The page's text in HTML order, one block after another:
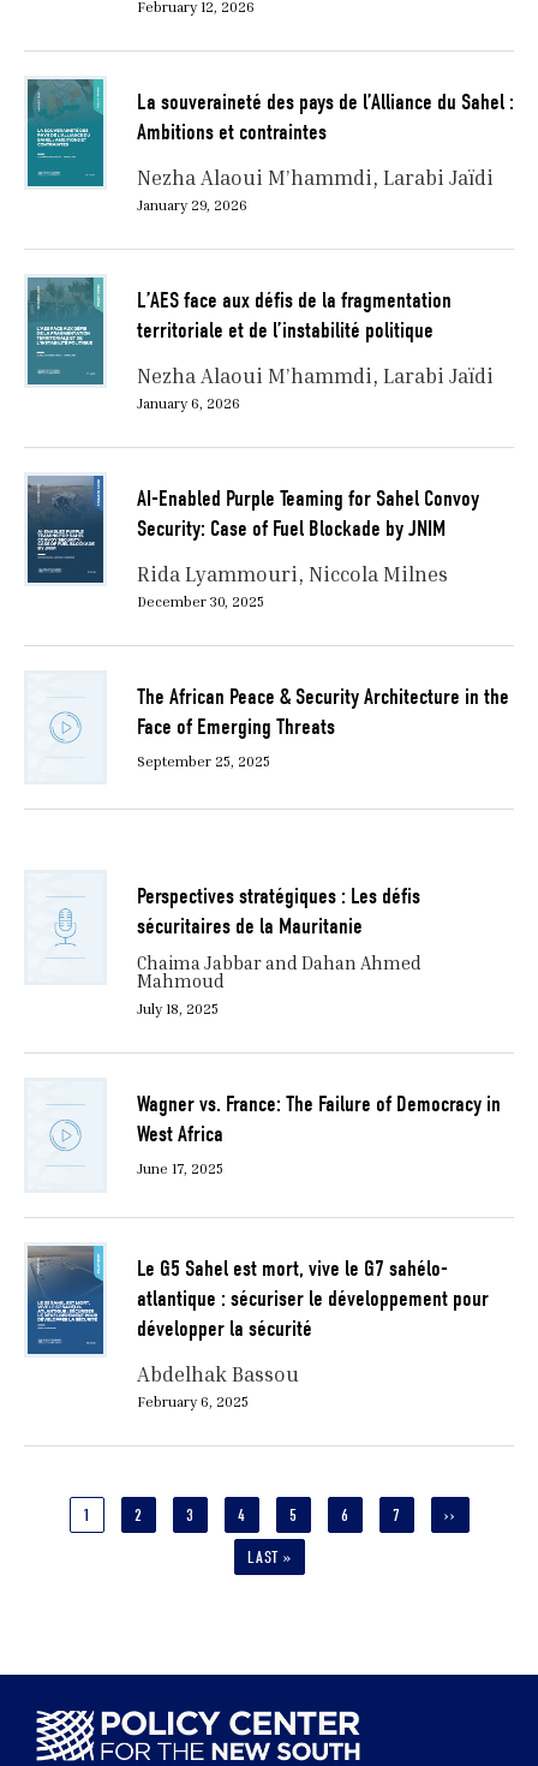
February 12, 2026
La souveraineté des pays de l’Alliance du Sahel :
Ambitions et contraintes
Nezha Alaoui M’hammdi Larabi Jaïdi
January 29, 2026
L’AES face aux défis de la fragmentation
territoriale et de l’instabilité politique
Nezha Alaoui M’hammdi Larabi Jaïdi
January 6, 2026
AI-Enabled Purple Teaming for Sahel Convoy
Security: Case of Fuel Blockade by JNIM
Rida Lyammouri Niccola Milnes
December 30, 2025
The African Peace & Security Architecture in the
Face of Emerging Threats
September 25, 2025
Perspectives stratégiques : Les défis
sécuritaires de la Mauritanie
Chaima Jabbar and Dahan Ahmed
Mahmoud
July 18, 2025
Wagner vs. France: The Failure of Democracy in
West Africa
June 17, 2025
Le G5 Sahel est mort, vive le G7 sahélo-
atlantique : sécuriser le développement pour
développer la sécurité
Abdelhak Bassou
February 6, 2025
CURRENT
1 PAGE
2 PAGE
3 PAGE
4 PAGE
5 PAGE
6 PAGE
7
NEXT
››
LAST
LAST »